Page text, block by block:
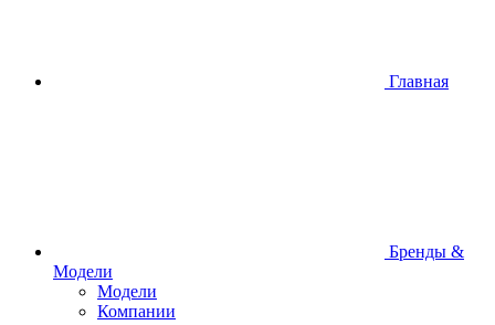
Главная
Бренды &
Модели
Модели
Компании